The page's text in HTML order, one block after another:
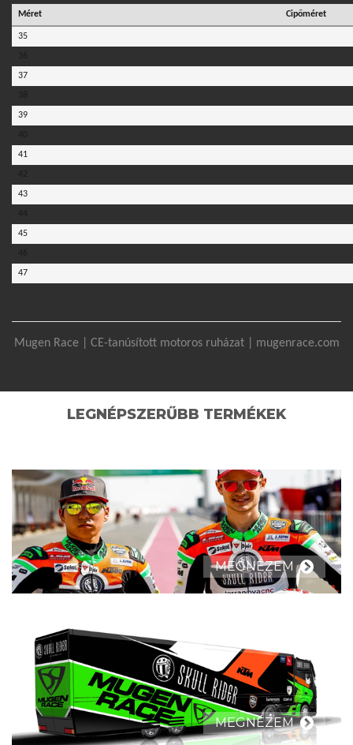
Méret Cipőméret
35
37
39
41
43
45
47
Mugen Race | CE-tanúsított motoros ruházat | mugenrace.com
LEGNÉPSZERŰBB TERMÉKEK
MEGNÉZEM
MEGNÉZEM